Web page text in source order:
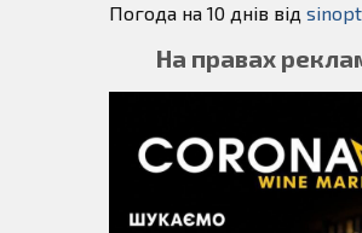
Погода на 10 днів від
На правах